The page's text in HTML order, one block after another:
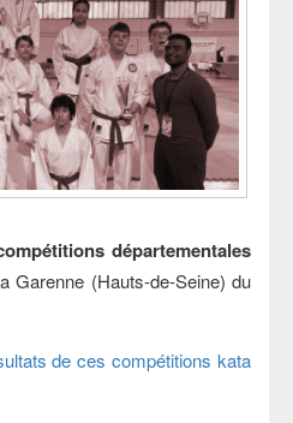
départementales
Garenne (Hauts-de-Seine) du
de ces compétitions kata